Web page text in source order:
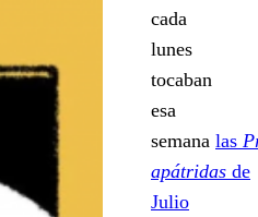
cada
lunes
tocaban
esa
semana las
apátridas de
Julio